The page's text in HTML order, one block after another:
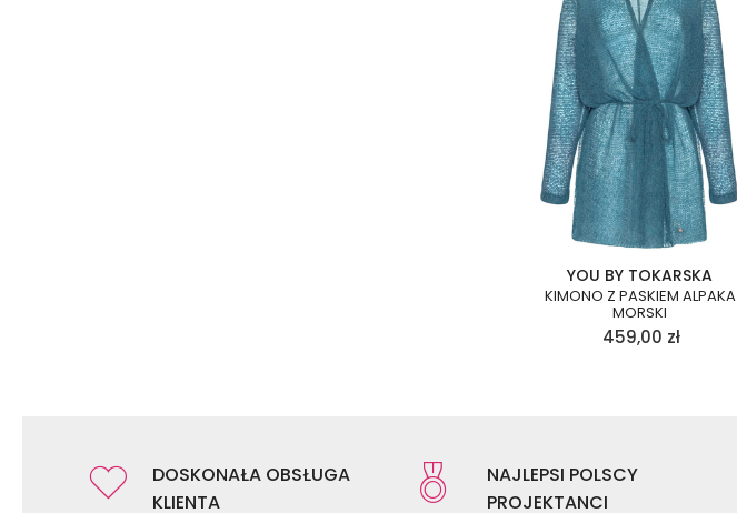
YOU BY TOKARSKA
KIMONO Z PASKIEM ALPAKA
MORSKI
459,00 zł
DOSKONAŁA OBSŁUGA
KLIENTA
NAJLEPSI POLSCY
PROJEKTANCI